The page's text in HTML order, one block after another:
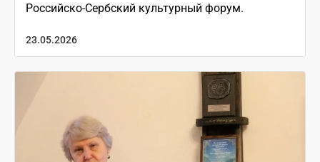
Российско-Сербский культурный форум.
23.05.2026